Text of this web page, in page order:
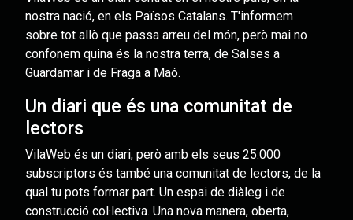
nostra nació, en els Països Catalans. T'informem
sobre tot allò que passa arreu del món, però mai no
confonem quina és la nostra terra, de Salses a
Guardamar i de Fraga a Maó.
Un diari que és una comunitat de
lectors
VilaWeb és un diari, però amb els seus 25.000
subscriptors és també una comunitat de lectors, de la
qual tu pots formar part. Un espai de diàleg i de
construcció col·lectiva. Una nova manera, oberta,